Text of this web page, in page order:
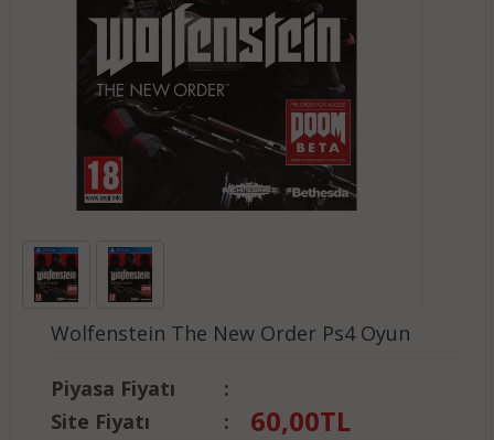
Wolfenstein The New Order Ps4 Oyun
Piyasa Fiyatı
:
Site Fiyatı
: 60,00TL